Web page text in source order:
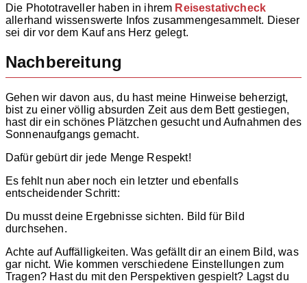
Die Phototraveller haben in ihrem Reisestativcheck
allerhand wissenswerte Infos zusammengesammelt. Dieser
sei dir vor dem Kauf ans Herz gelegt.
Nachbereitung
Gehen wir davon aus, du hast meine Hinweise beherzigt,
bist zu einer völlig absurden Zeit aus dem Bett gestiegen,
hast dir ein schönes Plätzchen gesucht und Aufnahmen des
Sonnenaufgangs gemacht.
Dafür gebürt dir jede Menge Respekt!
Es fehlt nun aber noch ein letzter und ebenfalls
entscheidender Schritt:
Du musst deine Ergebnisse sichten. Bild für Bild
durchsehen.
Achte auf Auffälligkeiten. Was gefällt dir an einem Bild, was
gar nicht. Wie kommen verschiedene Einstellungen zum
Tragen? Hast du mit den Perspektiven gespielt? Lagst du